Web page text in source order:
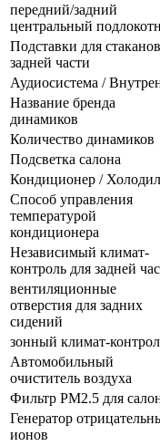
передний/задний
центральный
Подставки для
задней части
Аудиосистема /
Название бренда
динамиков
Количество динамиков
Подсветка салона
Кондиционер /
Способ управления
температурой
кондиционера
Независимый климат-
контроль для задней
вентиляционные
отверстия для задних
сидений
зонный климат-
Автомобильный
очиститель воздуха
Фильтр PM2.5 для
Генератор
ионов